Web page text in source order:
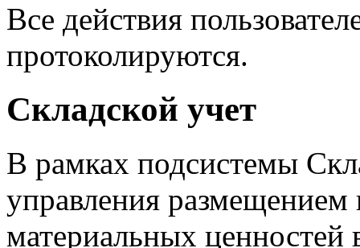
Все действия
протоколируются.
Складской учет
В рамках подсистемы
управления
материальных